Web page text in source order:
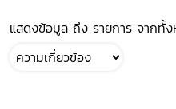
แสดงข้อมูล ถึง รายการ จากทั้